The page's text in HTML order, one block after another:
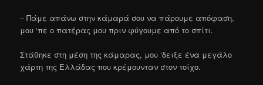
– Πάμε απάνω στην κάμαρά σου να πάρουμε απόφαση,
μου ‘πε ο πατέρας μου πριν φύγουμε από το σπίτι.
Στάθηκε στη μέση της κάμαρας, μου ‘δειξε ένα μεγάλο
χάρτη της Ελλάδας που κρέμουνταν στον τοίχο.